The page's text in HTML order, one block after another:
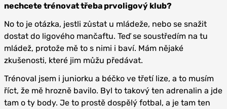
nechcete trénovat třeba prvoligový klub?
No to je otázka, jestli zůstat u mládeže, nebo se snažit
dostat do ligového mančaftu. Teď se soustředím na tu
mládež, protože mě to s nimi i baví. Mám nějaké
zkušenosti, které jim můžu předávat.
Trénoval jsem i juniorku a béčko ve třetí lize, a to musím
říct, že mě hrozně bavilo. Byl to takový ten adrenalin a jde
tam o ty body. Je to prostě dospělý fotbal, a je tam ten